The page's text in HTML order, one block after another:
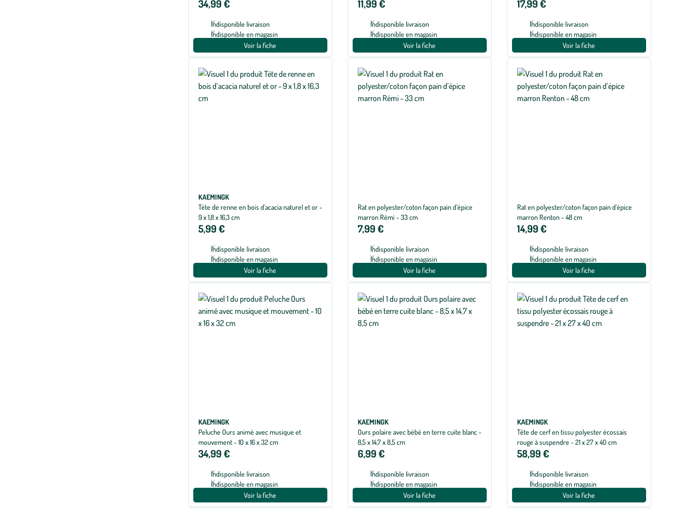
34,99 €
Indisponible livraison
Indisponible en magasin
Voir la fiche
sur
5
11,99 €
Indisponible livraison
Indisponible en magasin
Voir la fiche
17,99 €
Indisponible livraison
Indisponible en magasin
Voir la fiche
KAEMINGK
Tète de renne en bois d’acacia naturel et or -
9 x 1,8 x 16,3 cm
5,99 €
Indisponible livraison
Indisponible en magasin
Voir la fiche
Rat en polyester/coton façon pain d’épice
marron Rémi - 33 cm
7,99 €
Indisponible livraison
Indisponible en magasin
Voir la fiche
Rat en polyester/coton façon pain d’épice
marron Renton - 48 cm
14,99 €
Indisponible livraison
Indisponible en magasin
Voir la fiche
KAEMINGK
Peluche Ours animé avec musique et
mouvement - 10 x 16 x 32 cm
34,99 €
Indisponible livraison
Indisponible en magasin
Voir la fiche
KAEMINGK
Ours polaire avec bébé en terre cuite blanc -
8,5 x 14,7 x 8,5 cm
6,99 €
Indisponible livraison
Indisponible en magasin
Voir la fiche
KAEMINGK
Tête de cerf en tissu polyester écossais
rouge à suspendre - 21 x 27 x 40 cm
58,99 €
Indisponible livraison
Indisponible en magasin
Voir la fiche